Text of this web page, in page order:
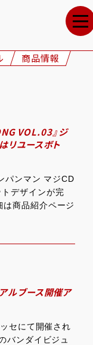
商品情報
VOL.03』ジ
リユースボト
パンマン マジCD
デザインが完
商品紹介ページ
ルブース開催ア
セにて開催され
バンダイビジュ